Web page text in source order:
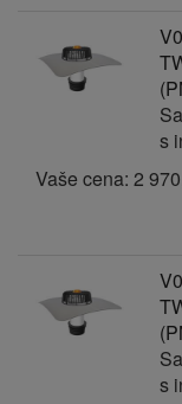
s
Vaše cena: 2
s